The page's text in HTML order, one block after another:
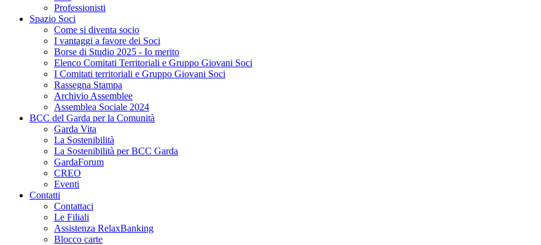
Professionisti
Spazio Soci
Come si diventa socio
I vantaggi a favore dei Soci
Borse di Studio 2025 - Io merito
Elenco Comitati Territoriali e Gruppo Giovani Soci
I Comitati territoriali e Gruppo Giovani Soci
Rassegna Stampa
Archivio Assemblee
Assemblea Sociale 2024
BCC del Garda per la Comunità
Garda Vita
La Sostenibilità
La Sostenibilità per BCC Garda
GardaForum
CREO
Eventi
Contatti
Contattaci
Le Filiali
Assistenza RelaxBanking
Blocco carte